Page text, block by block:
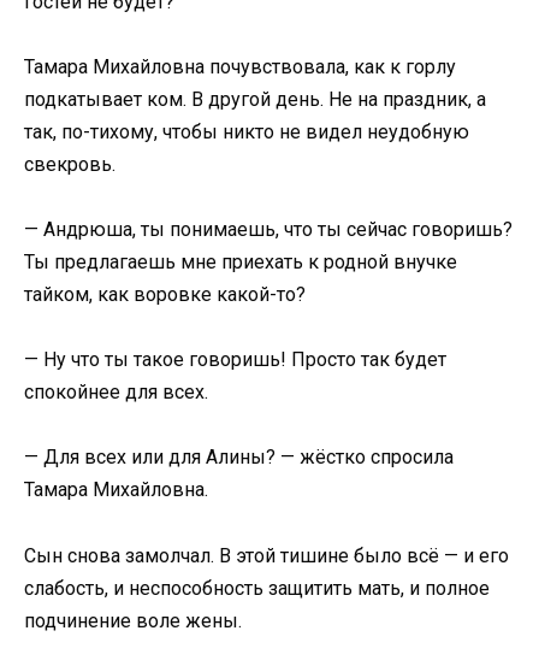
Тамара Михайловна почувствовала, как к горлу
подкатывает ком. В другой день. Не на праздник, а
так, по-тихому, чтобы никто не видел неудобную
свекровь.
— Андрюша, ты понимаешь, что ты сейчас говоришь?
Ты предлагаешь мне приехать к родной внучке
тайком, как воровке какой-то?
— Ну что ты такое говоришь! Просто так будет
спокойнее для всех.
— Для всех или для Алины? — жёстко спросила
Тамара Михайловна.
Сын снова замолчал. В этой тишине было всё — и его
слабость, и неспособность защитить мать, и полное
подчинение воле жены.